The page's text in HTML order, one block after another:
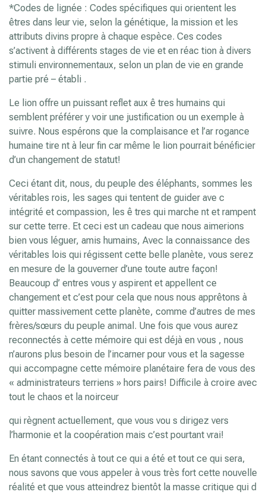
*Codes de lignée : Codes spécifiques qui orientent les
êtres dans leur vie, selon la génétique, la mission et les
attributs divins propre à chaque espèce. Ces codes
s’activent à différents stages de vie et en réac tion à divers
stimuli environnementaux, selon un plan de vie en grande
partie pré – établi .
Le lion offre un puissant reflet aux ê tres humains qui
semblent préférer y voir une justification ou un exemple à
suivre. Nous espérons que la complaisance et l’ar rogance
humaine tire nt à leur fin car même le lion pourrait bénéficier
d’un changement de statut!
Ceci étant dit, nous, du peuple des éléphants, sommes les
véritables rois, les sages qui tentent de guider ave c
intégrité et compassion, les ê tres qui marche nt et rampent
sur cette terre. Et ceci est un cadeau que nous aimerions
bien vous léguer, amis humains, Avec la connaissance des
véritables lois qui régissent cette belle planète, vous serez
en mesure de la gouverner d’une toute autre façon!
Beaucoup d’ entres vous y aspirent et appellent ce
changement et c’est pour cela que nous nous apprêtons à
quitter massivement cette planète, comme d’autres de mes
frères/sœurs du peuple animal. Une fois que vous aurez
reconnectés à cette mémoire qui est déjà en vous , nous
n’aurons plus besoin de l’incarner pour vous et la sagesse
qui accompagne cette mémoire planétaire fera de vous des
« administrateurs terriens » hors pairs! Difficile à croire avec
tout le chaos et la noirceur
qui règnent actuellement, que vous vou s dirigez vers
l’harmonie et la coopération mais c’est pourtant vrai!
En étant connectés à tout ce qui a été et tout ce qui sera,
nous savons que vous appeler à vous très fort cette nouvelle
réalité et que vous atteindrez bientôt la masse critique qui d